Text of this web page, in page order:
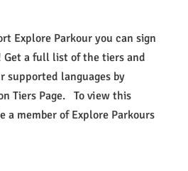
Explore Parkour you can sign
Get a full list of the tiers and
supported languages by
Tiers Page. To view this
a member of Explore Parkours